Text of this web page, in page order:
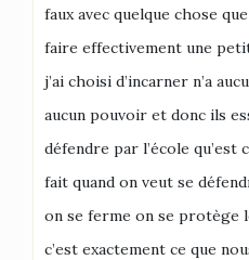
faux avec quelque chose
faire effectivement une
j’ai choisi d’incarner n’a
aucun pouvoir et donc ils
défendre par l’école qu’est
fait quand on veut se
on se ferme on se protège
c’est exactement ce que